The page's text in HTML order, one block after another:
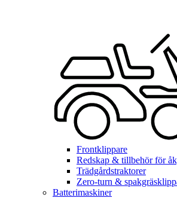
Frontklippare
Redskap & tillbehör för
Trädgårdstraktorer
Zero-turn &
Batterimaskiner